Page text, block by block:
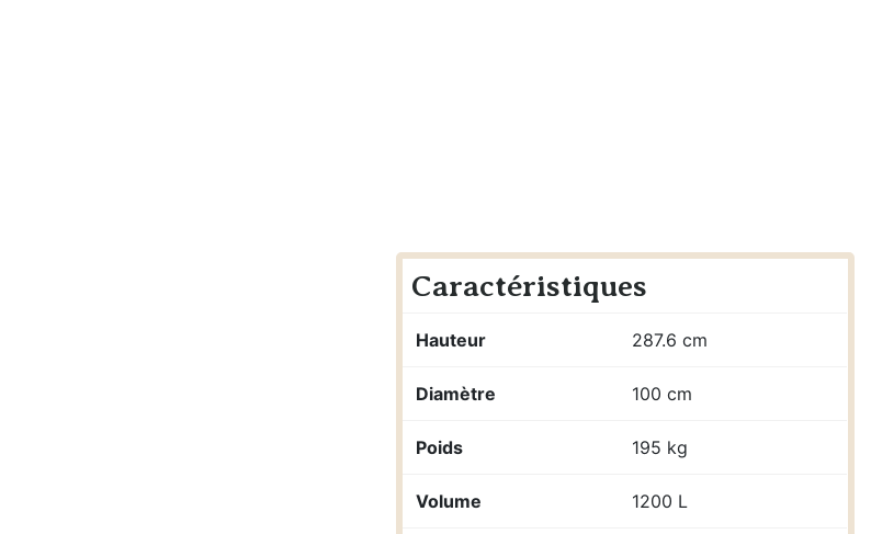
Caractéristiques
Hauteur 287.6 cm
Diamètre 100 cm
Poids 195 kg
Volume 1200 L